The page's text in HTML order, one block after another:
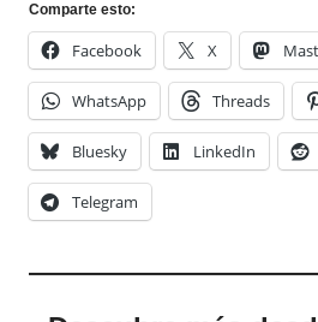
Comparte esto:
Facebook X
WhatsApp Threads
Bluesky LinkedIn
Telegram